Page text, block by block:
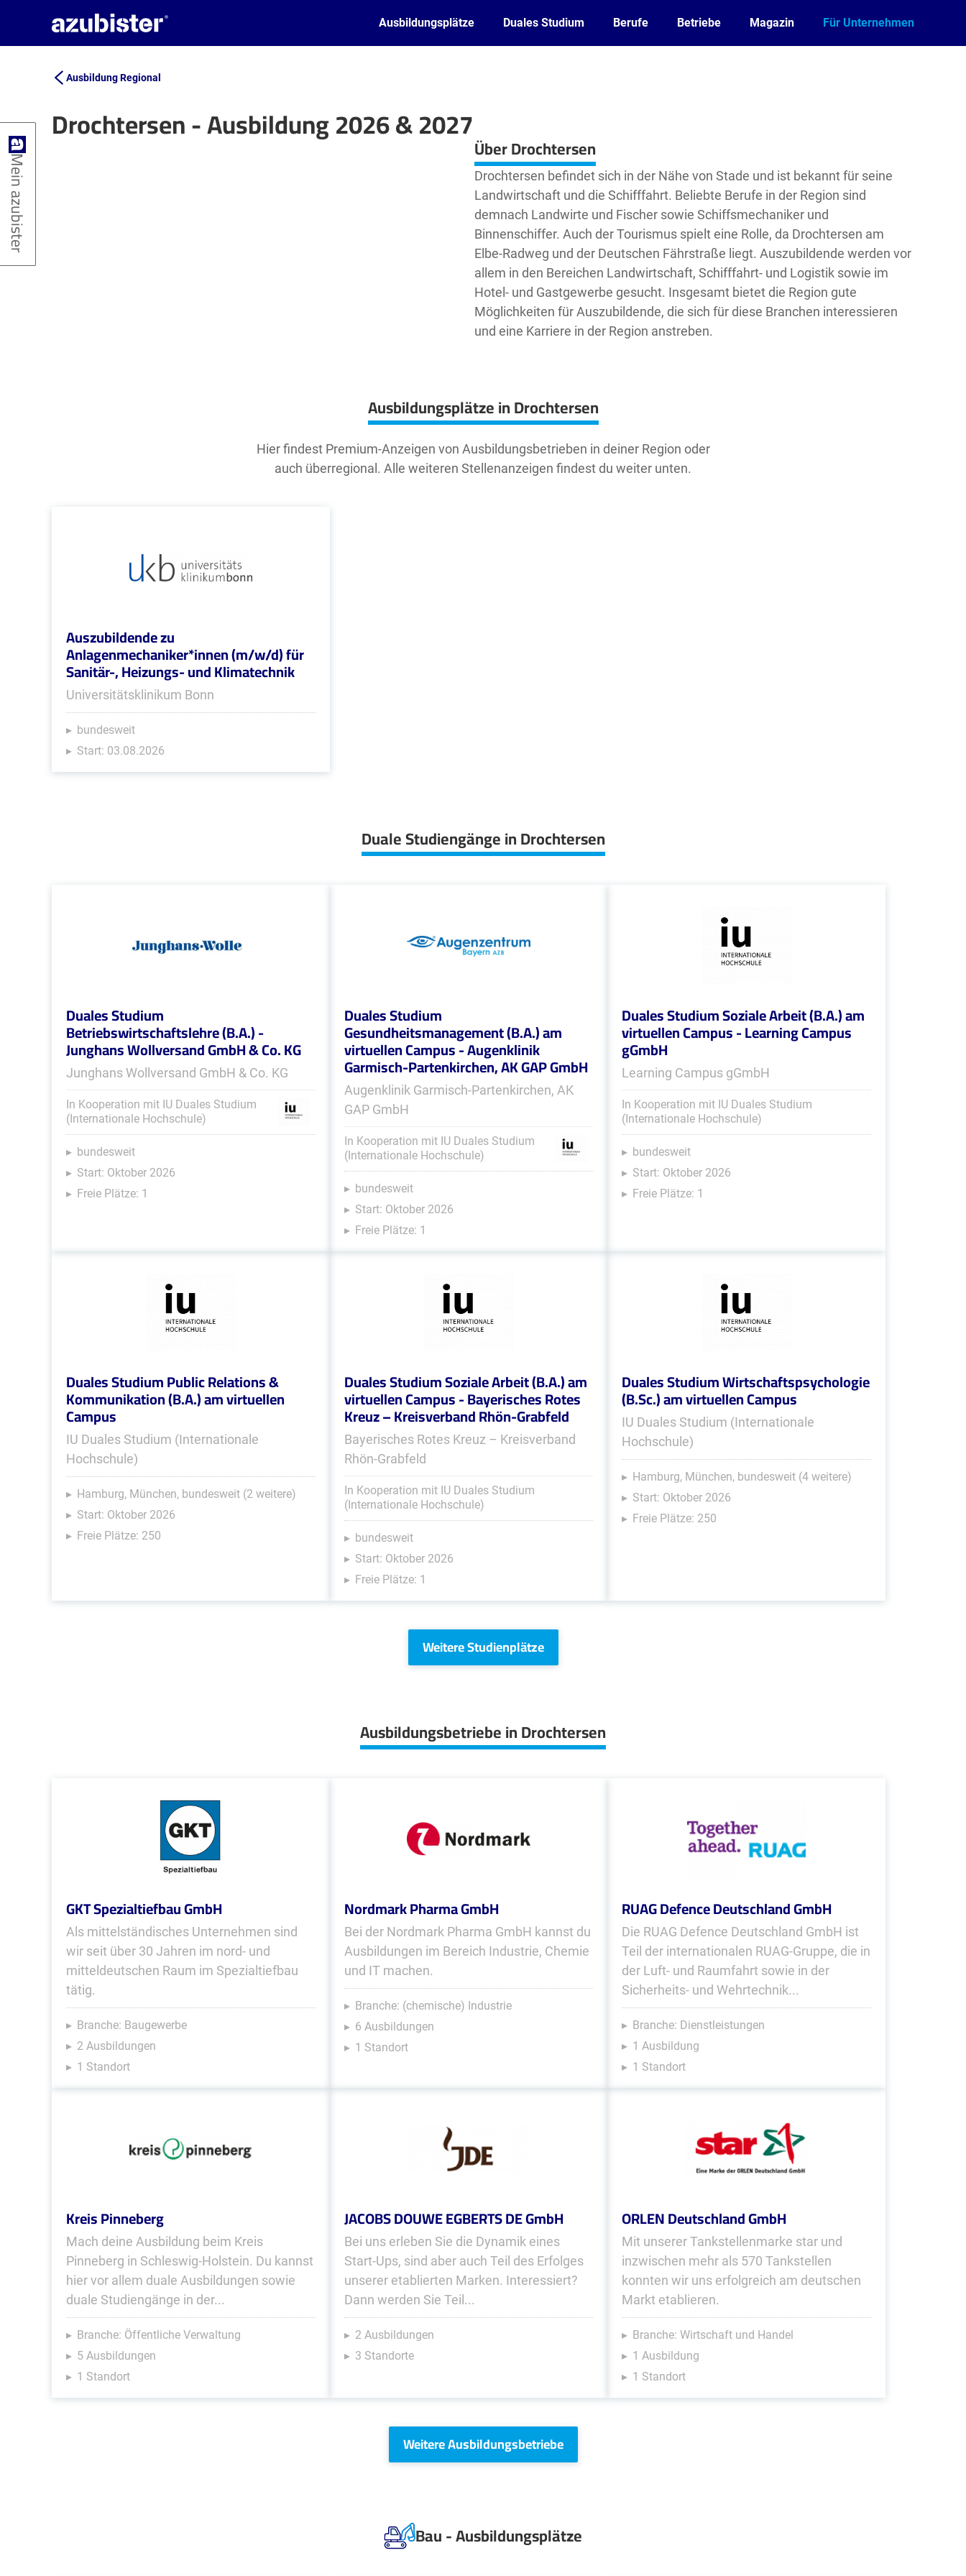
Ausbildungsplätze Duales Studium Berufe Betriebe Magazin Für Unternehmen
Ausbildung Regional
Drochtersen - Ausbildung 2026 & 2027
Leaflet| ©OpenStreetMap2contributors Über Drochtersen
Drochtersen befindet sich in der Nähe von Stade und ist bekannt für seine
Landwirtschaft und die Schifffahrt. Beliebte Berufe in der Region sind
demnach Landwirte und Fischer sowie Schiffsmechaniker und
Binnenschiffer. Auch der Tourismus spielt eine Rolle, da Drochtersen am
Elbe-Radweg und der Deutschen Fährstraße liegt. Auszubildende werden vor
allem in den Bereichen Landwirtschaft, Schifffahrt- und Logistik sowie im
Hotel- und Gastgewerbe gesucht. Insgesamt bietet die Region gute
Möglichkeiten für Auszubildende, die sich für diese Branchen interessieren
und eine Karriere in der Region anstreben.
Ausbildungsplätze in Drochtersen
Hier findest Premium-Anzeigen von Ausbildungsbetrieben in deiner Region oder
auch überregional. Alle weiteren Stellenanzeigen findest du weiter unten.
Auszubildende zu
Anlagenmechaniker*innen (m/w/d) für
Sanitär-, Heizungs- und Klimatechnik
Universitätsklinikum Bonn
bundesweit
Start: 03.08.2026
Duale Studiengänge in Drochtersen
Duales Studium
Betriebswirtschaftslehre (B.A.) -
Junghans Wollversand GmbH & Co. KG
Junghans Wollversand GmbH & Co. KG
In Kooperation mit IU Duales Studium
(Internationale Hochschule)
bundesweit
Start: Oktober 2026
Freie Plätze: 1
Duales Studium
Gesundheitsmanagement (B.A.) am
virtuellen Campus - Augenklinik
Garmisch-Partenkirchen, AK GAP GmbH
Augenklinik Garmisch-Partenkirchen, AK
GAP GmbH
In Kooperation mit IU Duales Studium
(Internationale Hochschule)
bundesweit
Start: Oktober 2026
Freie Plätze: 1
Duales Studium Soziale Arbeit (B.A.) am
virtuellen Campus - Learning Campus
gGmbH
Learning Campus gGmbH
In Kooperation mit IU Duales Studium
(Internationale Hochschule)
bundesweit
Start: Oktober 2026
Freie Plätze: 1
Duales Studium Public Relations &
Kommunikation (B.A.) am virtuellen
Campus
IU Duales Studium (Internationale
Hochschule)
Hamburg, München, bundesweit (2 weitere)
Start: Oktober 2026
Freie Plätze: 250
Duales Studium Soziale Arbeit (B.A.) am
virtuellen Campus - Bayerisches Rotes
Kreuz – Kreisverband Rhön-Grabfeld
Bayerisches Rotes Kreuz – Kreisverband
Rhön-Grabfeld
In Kooperation mit IU Duales Studium
(Internationale Hochschule)
bundesweit
Start: Oktober 2026
Freie Plätze: 1
Duales Studium Wirtschaftspsychologie
(B.Sc.) am virtuellen Campus
IU Duales Studium (Internationale
Hochschule)
Hamburg, München, bundesweit (4 weitere)
Start: Oktober 2026
Freie Plätze: 250
Weitere Studienplätze
Ausbildungsbetriebe in Drochtersen
GKT Spezialtiefbau GmbH
Als mittelständisches Unternehmen sind
wir seit über 30 Jahren im nord- und
mitteldeutschen Raum im Spezialtiefbau
tätig.
Branche: Baugewerbe
2 Ausbildungen
1 Standort
Nordmark Pharma GmbH
Bei der Nordmark Pharma GmbH kannst du
Ausbildungen im Bereich Industrie, Chemie
und IT machen.
Branche: (chemische) Industrie
6 Ausbildungen
1 Standort
RUAG Defence Deutschland GmbH
Die RUAG Defence Deutschland GmbH ist
Teil der inter­nationalen RUAG-Gruppe, die in
der Luft- und Raumfahrt sowie in der
Sicherheits- und Wehrtechnik...
Branche: Dienstleistungen
1 Ausbildung
1 Standort
Kreis Pinneberg
Mach deine Ausbildung beim Kreis
Pinneberg in Schleswig-Holstein. Du kannst
hier vor allem duale Ausbildungen sowie
duale Studiengänge in der...
Branche: Öffentliche Verwaltung
5 Ausbildungen
1 Standort
JACOBS DOUWE EGBERTS DE GmbH
Bei uns erleben Sie die Dynamik eines
Start-Ups, sind aber auch Teil des Erfolges
unserer etablierten Marken. Interessiert?
Dann werden Sie Teil...
2 Ausbildungen
3 Standorte
ORLEN Deutschland GmbH
Mit unserer Tankstellenmarke star und
inzwischen mehr als 570 Tankstellen
konnten wir uns erfolgreich am deutschen
Markt etablieren.
Branche: Wirtschaft und Handel
1 Ausbildung
1 Standort
Weitere Ausbildungsbetriebe
Bau - Ausbildungsplätze
Mein azubister